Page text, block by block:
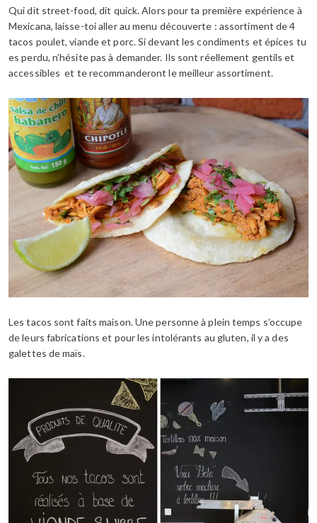
Qui dit street-food, dit quick. Alors pour ta première expérience à
Mexicana, laisse-toi aller au menu découverte : assortiment de 4
tacos poulet, viande et porc. Si devant les condiments et épices tu
es perdu, n’hésite pas à demander. Ils sont réellement gentils et
accessibles et te recommanderont le meilleur assortiment.
Les tacos sont faits maison. Une personne à plein temps s’occupe
de leurs fabrications et pour les intolérants au gluten, il y a des
galettes de maïs.